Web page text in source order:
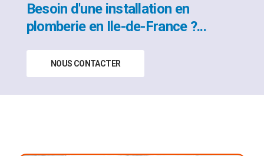
Besoin d'une installation en
plomberie en Ile-de-France ?...
NOUS CONTACTER